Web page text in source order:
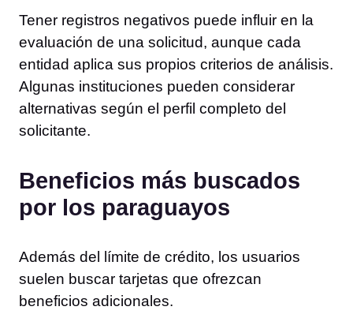
Tener registros negativos puede influir en la
evaluación de una solicitud, aunque cada
entidad aplica sus propios criterios de análisis.
Algunas instituciones pueden considerar
alternativas según el perfil completo del
solicitante.
Beneficios más buscados
por los paraguayos
Además del límite de crédito, los usuarios
suelen buscar tarjetas que ofrezcan
beneficios adicionales.